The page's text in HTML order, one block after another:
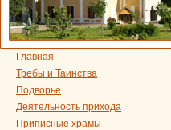
Главная
Требы и Таинства
Подворье
Деятельность прихода
Приписные храмы